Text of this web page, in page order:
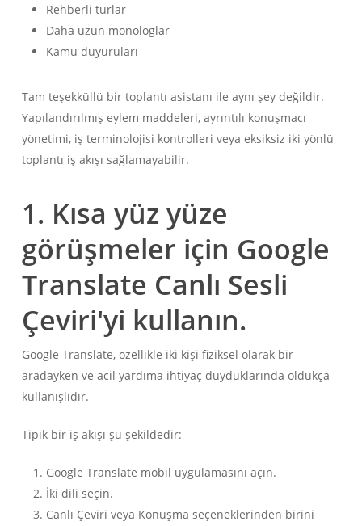
Rehberli turlar
Daha uzun monologlar
Kamu duyuruları
Tam teşekküllü bir toplantı asistanı ile aynı şey değildir.
Yapılandırılmış eylem maddeleri, ayrıntılı konuşmacı
yönetimi, iş terminolojisi kontrolleri veya eksiksiz iki yönlü
toplantı iş akışı sağlamayabilir.
1. Kısa yüz yüze
görüşmeler için Google
Translate Canlı Sesli
Çeviri'yi kullanın.
Google Translate, özellikle iki kişi fiziksel olarak bir
aradayken ve acil yardıma ihtiyaç duyduklarında oldukça
kullanışlıdır.
Tipik bir iş akışı şu şekildedir:
Google Translate mobil uygulamasını açın.
İki dili seçin.
Canlı Çeviri veya Konuşma seçeneklerinden birini